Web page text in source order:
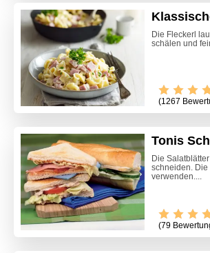
Die Fleckerl
schälen und
(1267
Tonis
Die
schneiden.
verwenden....
(79